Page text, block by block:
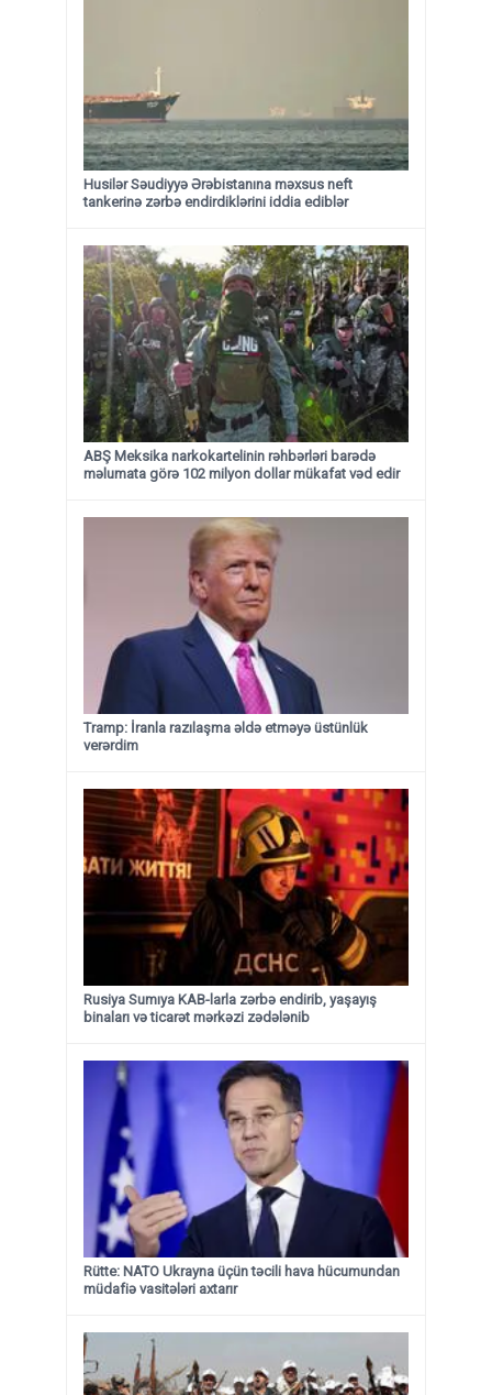
Husilər Səudiyyə Ərəbistanına məxsus neft
tankerinə zərbə endirdiklərini iddia ediblər
ABŞ Meksika narkokartelinin rəhbərləri barədə
məlumata görə 102 milyon dollar mükafat vəd edir
Tramp: İranla razılaşma əldə etməyə üstünlük
verərdim
Rusiya Sumıya KAB-larla zərbə endirib, yaşayış
binaları və ticarət mərkəzi zədələnib
Rütte: NATO Ukrayna üçün təcili hava hücumundan
müdafiə vasitələri axtarır